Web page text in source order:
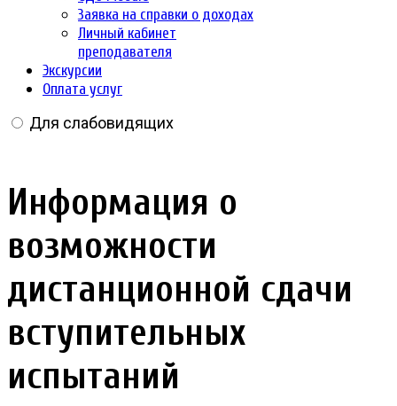
Заявка на справки о доходах
Личный кабинет
преподавателя
Экскурсии
Оплата услуг
Для слабовидящих
Информация о
возможности
дистанционной сдачи
вступительных
испытаний